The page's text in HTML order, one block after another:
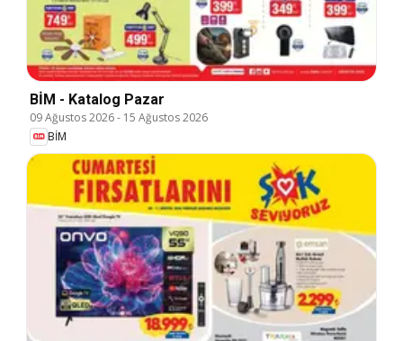
BİM - Katalog Pazar
09 Ağustos 2026- 15 Ağustos 2026
BİM